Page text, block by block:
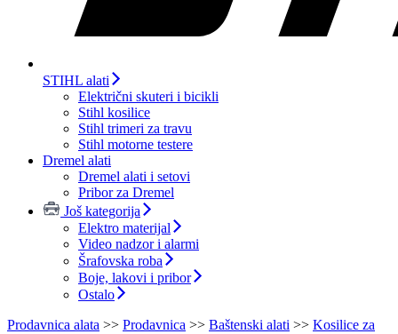
STIHL alati
Električni skuteri i bicikli
Stihl kosilice
Stihl trimeri za travu
Stihl motorne testere
Dremel alati
Dremel alati i setovi
Pribor za Dremel
Još kategorija
Elektro materijal
Video nadzor i alarmi
Šrafovska roba
Boje, lakovi i pribor
Ostalo
Prodavnica alata >> Prodavnica >> Baštenski alati >> Kosilice za